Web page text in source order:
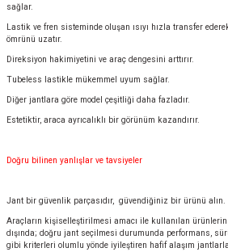
sağlar.
Lastik ve fren sisteminde oluşan ısıyı hızla transfer
ömrünü uzatır.
Direksiyon hakimiyetini ve araç dengesini arttırır.
Tubeless lastikle mükemmel uyum sağlar.
Diğer jantlara göre model çeşitliği daha fazladır.
Estetiktir, araca ayrıcalıklı bir görünüm kazandırır.
Doğru bilinen yanlışlar ve tavsiyeler
Jant bir güvenlik parçasıdır, güvendiğiniz bir ürünü alın.
Araçların kişiselleştirilmesi amacı ile kullanılan
dışında; doğru jant seçilmesi durumunda performans,
gibi kriterleri olumlu yönde iyileştiren hafif alaşım